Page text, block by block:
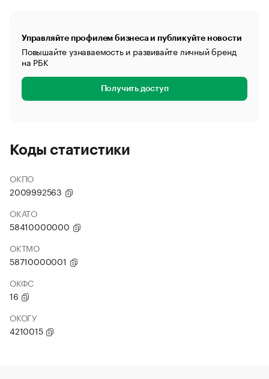
Управляйте профилем бизнеса и публикуйте новости
Повышайте узнаваемость и развивайте личный бренд
на РБК
Получить доступ
Коды статистики
ОКПО
2009992563
ОКАТО
58410000000
ОКТМО
58710000001
ОКФС
16
ОКОГУ
4210015